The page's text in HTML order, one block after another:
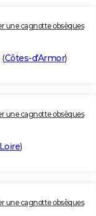
une cagnotte obsèques
(Côtes-d'Armor)
une cagnotte obsèques
)
une cagnotte obsèques